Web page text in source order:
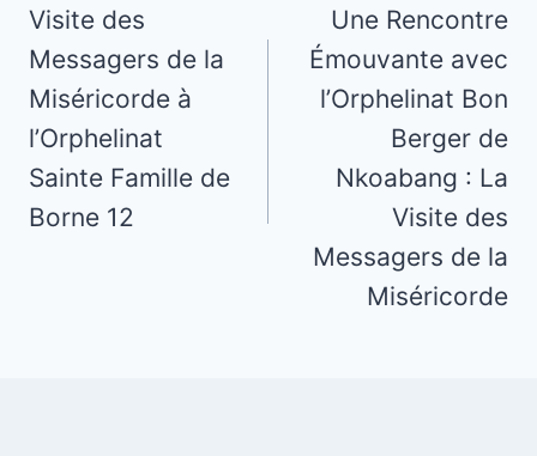
navigation
Visite des
Messagers de la
Miséricorde à
l’Orphelinat
Sainte Famille de
Borne 12
Une Rencontre
Émouvante avec
l’Orphelinat Bon
Berger de
Nkoabang : La
Visite des
Messagers de la
Miséricorde